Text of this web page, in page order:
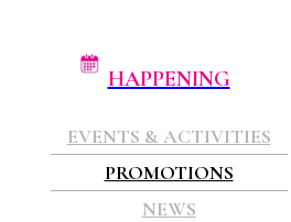
HAPPENING
EVENTS & ACTIVITIES
PROMOTIONS
NEWS